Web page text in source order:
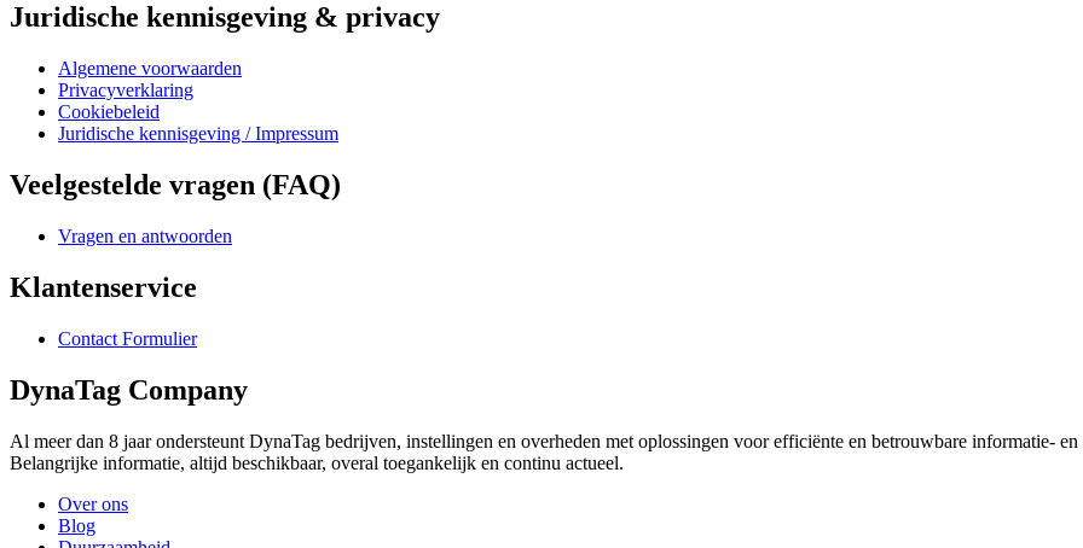
Juridische kennisgeving & privacy
Algemene voorwaarden
Privacyverklaring
Cookiebeleid
Juridische kennisgeving / Impressum
Veelgestelde vragen (FAQ)
Vragen en antwoorden
Klantenservice
Contact Formulier
DynaTag Company
Al meer dan 8 jaar ondersteunt DynaTag bedrijven, instellingen en overheden met oplossingen voor efficiënte en betrouwbare informatie- en
Belangrijke informatie, altijd beschikbaar, overal toegankelijk en continu actueel.
Over ons
Blog